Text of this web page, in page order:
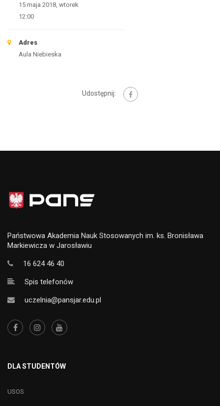
15 maja 2018, wtorek
12:00
Adres
Aula Niebieska
Udostępnij:
Państwowa Akademia Nauk Stosowanych im. ks. Bronisława
Markiewicza w Jarosławiu
16 624 46 40
Spis telefonów
uczelnia@pansjar.edu.pl
DLA STUDENTÓW
USOS